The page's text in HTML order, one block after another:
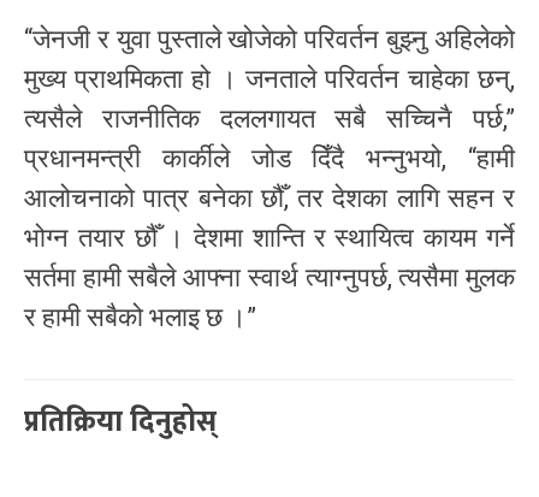
“जेनजी र युवा पुस्ताले खोजेको परिवर्तन बुझ्नु अहिलेको
मुख्य प्राथमिकता हो । जनताले परिवर्तन चाहेका छन्,
त्यसैले राजनीतिक दललगायत सबै सच्चिनै पर्छ,”
प्रधानमन्त्री कार्कीले जोड दिँदै भन्नुभयो, “हामी
आलोचनाको पात्र बनेका छौँ, तर देशका लागि सहन र
भोग्न तयार छौँ । देशमा शान्ति र स्थायित्व कायम गर्ने
सर्तमा हामी सबैले आफ्ना स्वार्थ त्याग्नुपर्छ, त्यसैमा मुलक
र हामी सबैको भलाइ छ ।”
प्रतिक्रिया दिनुहोस्